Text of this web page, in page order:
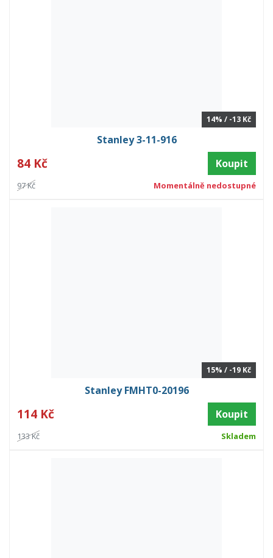
14% / -13 Kč
Stanley 3-11-916
84 Kč Koupit
97 Kč Momentálně nedostupné
15% / -19 Kč
Stanley FMHT0-20196
114 Kč Koupit
133 Kč Skladem